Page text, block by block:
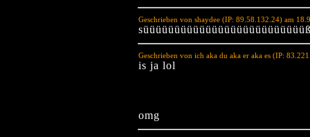
Geschrieben von shaydee (IP: 89.58.132.24) am
Geschrieben von ich aka du aka er aka es (IP:
is ja lol
omg